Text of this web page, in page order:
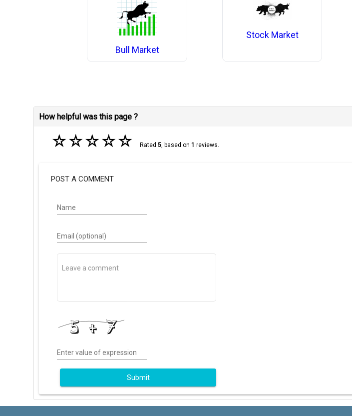
Bull Market
Stock Market
How helpful was this page ?
☆☆☆☆☆ Rated 5, based on 1 reviews.
POST A COMMENT
Name
Email (optional)
Enter value of expression
Submit